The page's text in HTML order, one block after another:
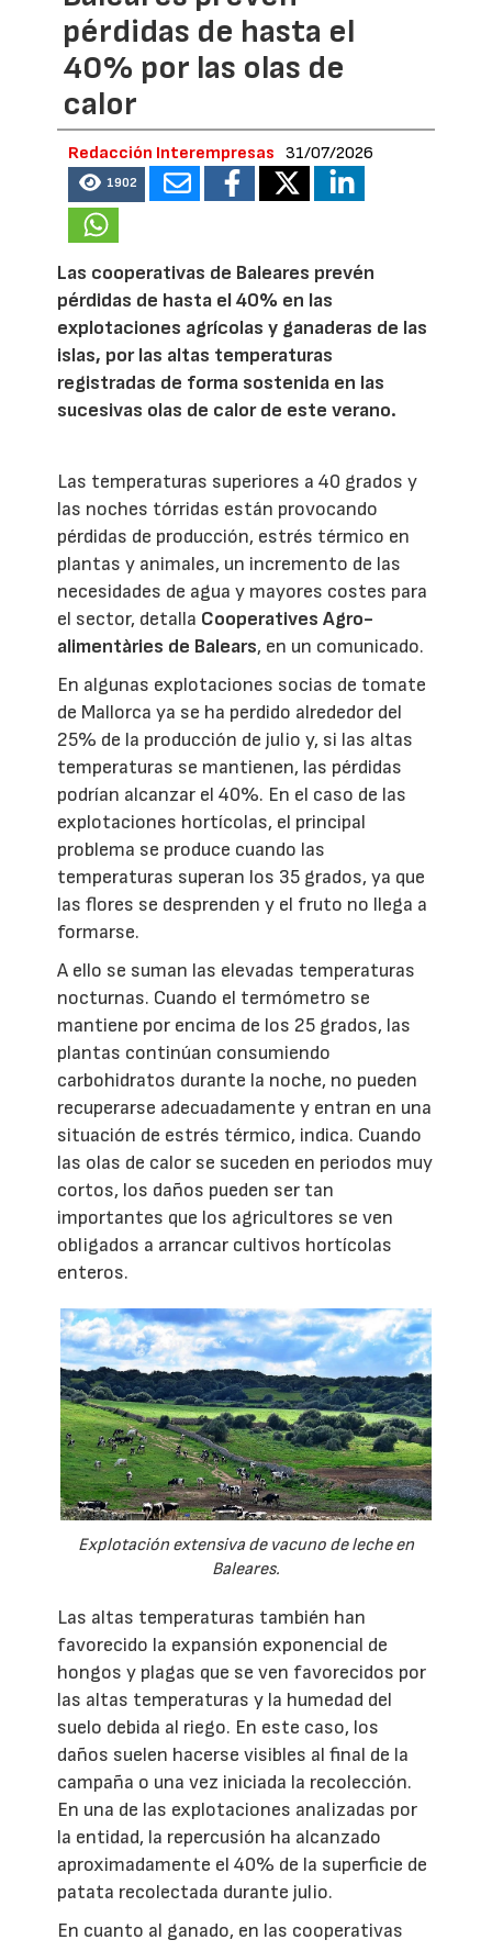
pérdidas de hasta el
40% por las olas de
calor
Redacción Interempresas 31/07/2026
1902
Las cooperativas de Baleares prevén
pérdidas de hasta el 40% en las
explotaciones agrícolas y ganaderas de las
islas, por las altas temperaturas
registradas de forma sostenida en las
sucesivas olas de calor de este verano.
Las temperaturas superiores a 40 grados y
las noches tórridas están provocando
pérdidas de producción, estrés térmico en
plantas y animales, un incremento de las
necesidades de agua y mayores costes para
el sector, detalla Cooperatives Agro-
alimentàries de Balears, en un comunicado.
En algunas explotaciones socias de tomate
de Mallorca ya se ha perdido alrededor del
25% de la producción de julio y, si las altas
temperaturas se mantienen, las pérdidas
podrían alcanzar el 40%. En el caso de las
explotaciones hortícolas, el principal
problema se produce cuando las
temperaturas superan los 35 grados, ya que
las flores se desprenden y el fruto no llega a
formarse.
A ello se suman las elevadas temperaturas
nocturnas. Cuando el termómetro se
mantiene por encima de los 25 grados, las
plantas continúan consumiendo
carbohidratos durante la noche, no pueden
recuperarse adecuadamente y entran en una
situación de estrés térmico, indica. Cuando
las olas de calor se suceden en periodos muy
cortos, los daños pueden ser tan
importantes que los agricultores se ven
obligados a arrancar cultivos hortícolas
enteros.
Explotación extensiva de vacuno de leche en
Baleares.
Las altas temperaturas también han
favorecido la expansión exponencial de
hongos y plagas que se ven favorecidos por
las altas temperaturas y la humedad del
suelo debida al riego. En este caso, los
daños suelen hacerse visibles al final de la
campaña o una vez iniciada la recolección.
En una de las explotaciones analizadas por
la entidad, la repercusión ha alcanzado
aproximadamente el 40% de la superficie de
patata recolectada durante julio.
En cuanto al ganado, en las cooperativas